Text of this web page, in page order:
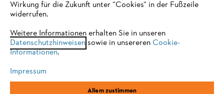
Allgemeine Geschäftsbedingungen
Impressum Cookies Rechtliche Informationen
eine optimale Nutzung unserer Seite empfehlen wir Ihnen, zu
einem der folgenden Browser zu wechseln:
Firefox Chrome
Wirkung für die Zukunft unter “Cookies“ in der Fußzeile
widerrufen.
Weitere Informationen erhalten Sie in unseren
Datenschutzhinweisensowie in unsereren Cookie-
Informationen.
Impressum
Allem zustimmen